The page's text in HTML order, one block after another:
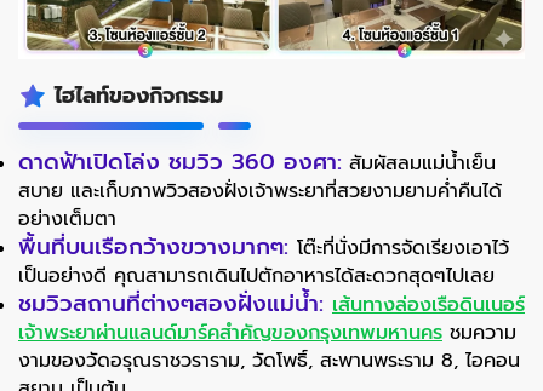
ไฮไลท์ของกิจกรรม
ดาดฟ้าเปิดโล่ง ชมวิว 360 องศา: สัมผัสลมแม่น้ำเย็น
สบาย และเก็บภาพวิวสองฝั่งเจ้าพระยาที่สวยงามยามค่ำคืนได้
อย่างเต็มตา
พื้นที่บนเรือกว้างขวางมากๆ: โต๊ะที่นั่งมีการจัดเรียงเอาไว้
เป็นอย่างดี คุณสามารถเดินไปตักอาหารได้สะดวกสุดๆไปเลย
ชมวิวสถานที่ต่างๆสองฝั่งแม่น้ำ: เส้นทางล่องเรือดินเนอร์
เจ้าพระยาผ่านแลนด์มาร์คสำคัญของกรุงเทพมหานคร ชมความ
งามของวัดอรุณราชวราราม, วัดโพธิ์, สะพานพระราม 8, ไอคอน